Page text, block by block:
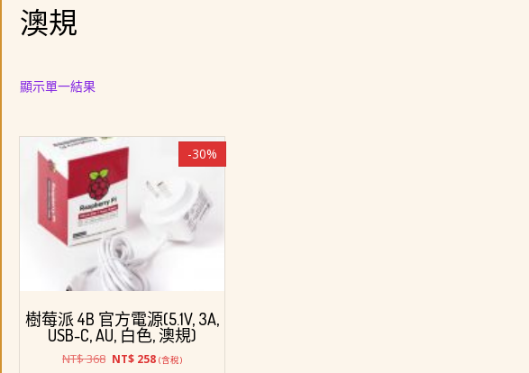
澳規
顯示單一結果
-30%
樹莓派 4B 官方電源(5.1V, 3A,
USB-C, AU, 白色, 澳規)
NT$368 原
NT$ 258目(含稅)